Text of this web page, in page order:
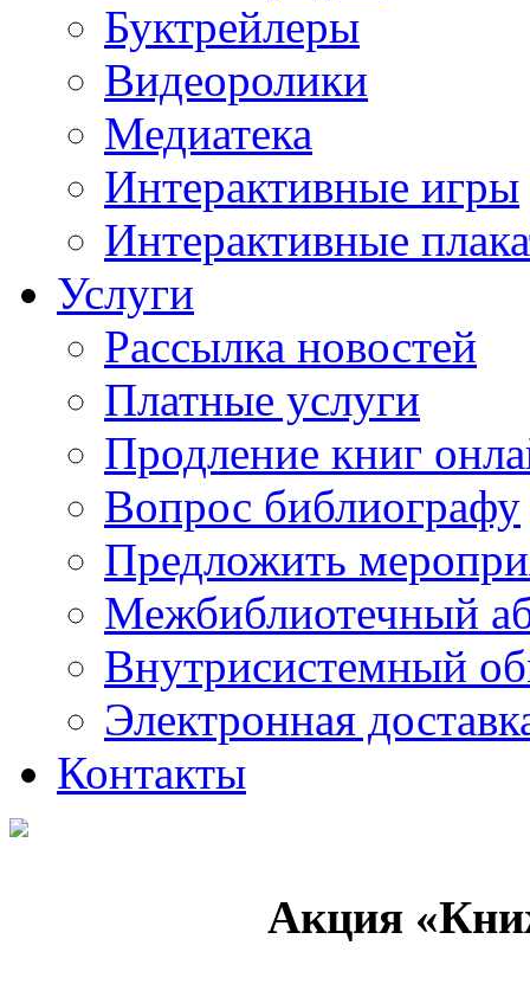
Буктрейлеры
Видеоролики
Медиатека
Интерактивные игры
Интерактивные
Услуги
Рассылка новостей
Платные услуги
Продление книг
Вопрос библиографу
Предложить
Межбиблиотечный
Внутрисистемный
Электронная
Контакты
Акция